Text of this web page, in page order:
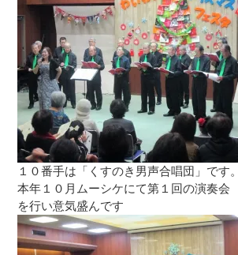
１０番手は「くすのき男声合唱団」です。
本年１０月ムーシケにて第１回の演奏会
を行い意気盛んです